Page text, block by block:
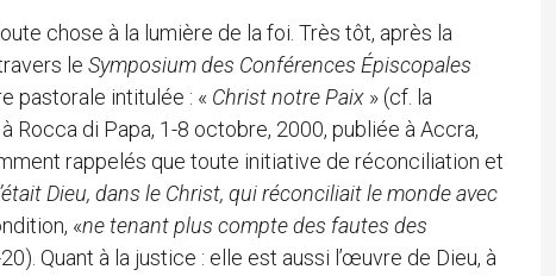
chose à la lumière de la foi. Très tôt, après la
le Symposium des Conférences Épiscopales
pastorale intitulée : « Christ notre Paix » (cf. la
Rocca di Papa, 1-8 octobre, 2000, publiée à Accra,
rappelés que toute initiative de réconciliation et
Dieu, dans le Christ, qui réconciliait le monde avec
«ne tenant plus compte des fautes des
Quant à la justice : elle est aussi l’œuvre de Dieu, à